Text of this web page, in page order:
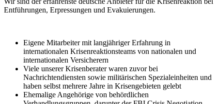
Entführungen, Erpressungen und Evakuierungen.
Eigene Mitarbeiter mit langjähriger Erfahrung in
internationalen Krisenreaktionsteams von nationalen und
internationalen Versicherern
Viele unserer Krisenberater waren zuvor bei
Nachrichtendiensten sowie militärischen Spezialeinheiten und
haben selbst mehrere Jahre in Krisengebieten gelebt
Ehemalige Angehörige von behördlichen